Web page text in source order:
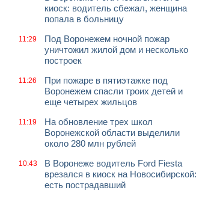
киоск: водитель сбежал, женщина
попала в больницу
11:29
Под Воронежем ночной пожар
уничтожил жилой дом и несколько
построек
11:26
При пожаре в пятиэтажке под
Воронежем спасли троих детей и
еще четырех жильцов
11:19
На обновление трех школ
Воронежской области выделили
около 280 млн рублей
10:43
В Воронеже водитель Ford Fiesta
врезался в киоск на Новосибирской:
есть пострадавший